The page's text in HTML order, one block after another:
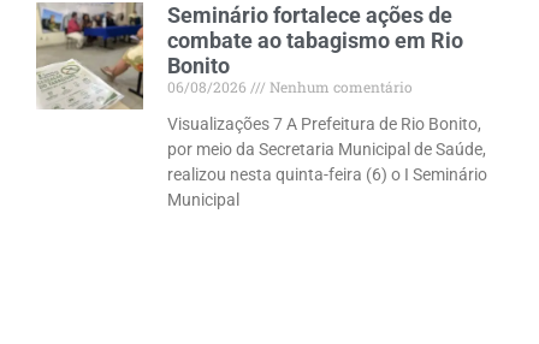
Seminário fortalece ações de
combate ao tabagismo em Rio
Bonito
06/08/2026
Nenhum comentário
Visualizações 7 A Prefeitura de Rio Bonito,
por meio da Secretaria Municipal de Saúde,
realizou nesta quinta-feira (6) o I Seminário
Municipal